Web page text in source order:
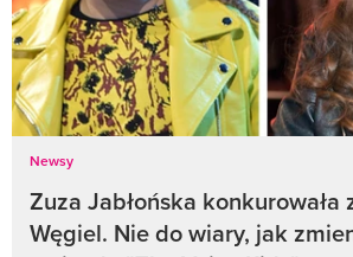
Newsy
Zuza Jabłońska konkurowała
Węgiel. Nie do wiary, jak